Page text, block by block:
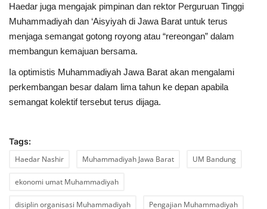
Haedar juga mengajak pimpinan dan rektor Perguruan Tinggi
Muhammadiyah dan ‘Aisyiyah di Jawa Barat untuk terus
menjaga semangat gotong royong atau “rereongan” dalam
membangun kemajuan bersama.
Ia optimistis Muhammadiyah Jawa Barat akan mengalami
perkembangan besar dalam lima tahun ke depan apabila
semangat kolektif tersebut terus dijaga.
Tags:
Haedar Nashir
Muhammadiyah Jawa Barat UM Bandung
ekonomi umat Muhammadiyah
disiplin organisasi Muhammadiyah Pengajian Muhammadiyah